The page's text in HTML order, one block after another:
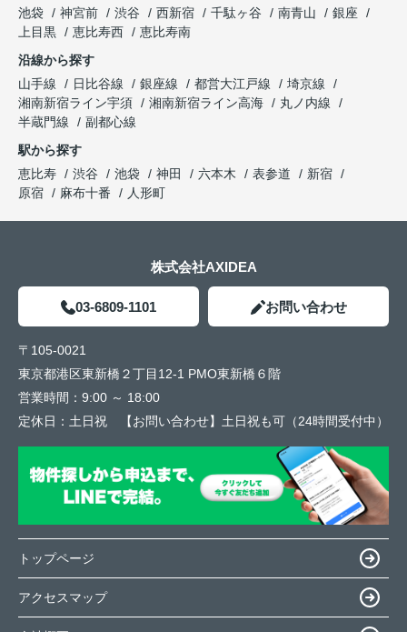
池袋
神宮前 渋谷 西新宿 千駄ヶ谷 南青山
銀座
上目黒
恵比寿西
恵比寿南
沿線から探す
山手線
日比谷線 銀座線 都営大江戸線
埼京線
湘南新宿ライン宇須
湘南新宿ライン高海
丸ノ内線
半蔵門線
副都心線
駅から探す
恵比寿
渋谷 池袋 神田 六本木 表参道
新宿
原宿
麻布十番 人形町
株式会社AXIDEA
03-6809-1101 お問い合わせ
〒105-0021
東京都港区東新橋２丁目12-1 PMO東新橋６階
営業時間： 9:00 ～ 18:00
定休日： 土日祝 【お問い合わせ】土日祝も可（24時間受付中）
トップページ
アクセスマップ